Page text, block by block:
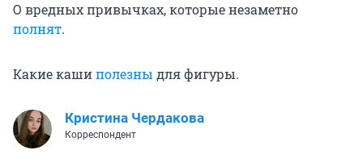
О вредных привычках, которые незаметно
полнят.
Какие кашиполезны для фигуры.
Кристина Чердакова
Корреспондент